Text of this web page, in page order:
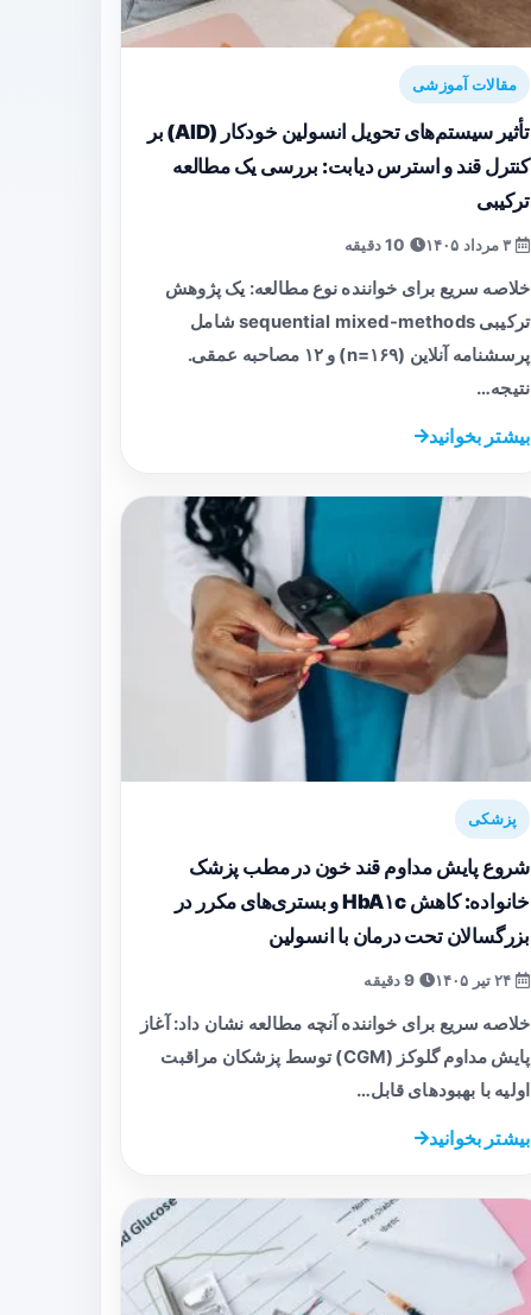
مقالات آموزشی
تأثیر سیستم‌های تحویل انسولین خودکار (AID) بر
کنترل قند و استرس دیابت: بررسی یک مطالعه
ترکیبی
خلاصه سریع برای خواننده نوع مطالعه: یک پژوهش
ترکیبی sequential mixed-methods شامل
پرسشنامه آنلاین (n=۱۶۹) و ۱۲ مصاحبه عمقی.
نتیجه…
بیشتر بخوانید
پزشکی
شروع پایش مداوم قند خون در مطب پزشک
خانواده: کاهش HbA۱c و بستری‌های مکرر در
بزرگسالان تحت درمان با انسولین
خلاصه سریع برای خواننده آنچه مطالعه نشان داد: آغاز
پایش مداوم گلوکز (CGM) توسط پزشکان مراقبت
اولیه با بهبودهای قابل…
بیشتر بخوانید